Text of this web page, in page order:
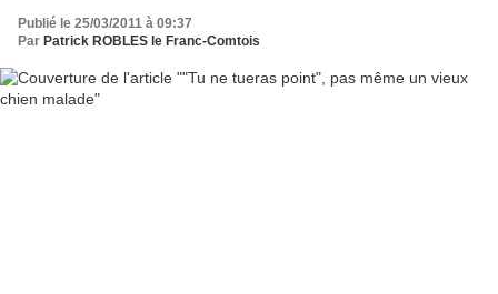
Publié le 25/03/2011 à 09:37
Par Patrick ROBLES le Franc-Comtois